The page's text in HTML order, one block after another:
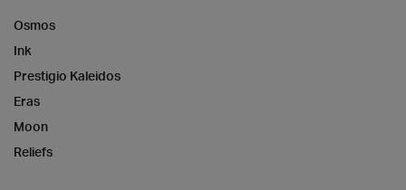
Osmos
Ink
Prestigio Kaleidos
Eras
Moon
Reliefs